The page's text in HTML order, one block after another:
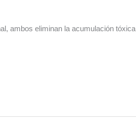
ambos eliminan la acumulación tóxica